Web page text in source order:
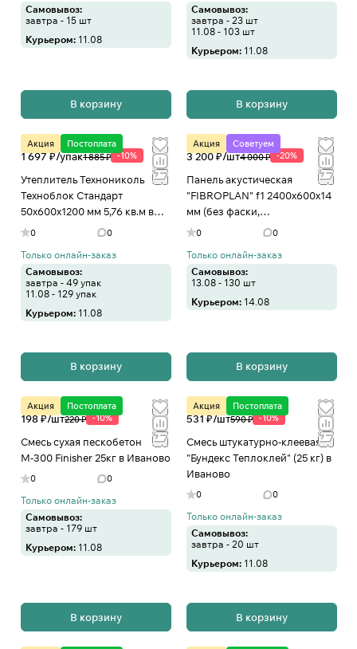
Самовывоз:
завтра - 15 шт
Курьером: 11.08
В корзину
Самовывоз:
завтра - 23 шт
11.08 - 103 шт
Курьером: 11.08
В корзину
Акция Постоплата
1 697 ₽/упак1 885 ₽ -10%
Утеплитель Технониколь
Техноблок Стандарт
50х600х1200 мм 5,76 кв.м в
Иваново
0 0
Только онлайн-заказ
Самовывоз:
завтра - 49 упак
11.08 - 129 упак
Курьером: 11.08
В корзину
Акция Советуем
3 200 ₽/шт4 000 ₽ -20%
Панель акустическая
"FIBROPLAN" f1 2400х600х14
мм (без фаски,
неокрашенная, цемент
0 0
Только онлайн-заказ
Самовывоз:
13.08 - 130 шт
Курьером: 14.08
В корзину
Акция Постоплата
198 ₽/шт220 ₽ -10%
Смесь сухая пескобетон
М-300 Finisher 25кг в Иваново
0 0
Только онлайн-заказ
Самовывоз:
завтра - 179 шт
Курьером: 11.08
В корзину
Акция Постоплата
531 ₽/шт590 ₽ -10%
Смесь штукатурно-клеевая
"Бундекс Теплоклей" (25 кг) в
Иваново
0 0
Только онлайн-заказ
Самовывоз:
завтра - 20 шт
Курьером: 11.08
В корзину